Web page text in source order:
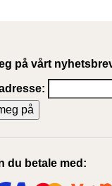
på vårt
du betale med: